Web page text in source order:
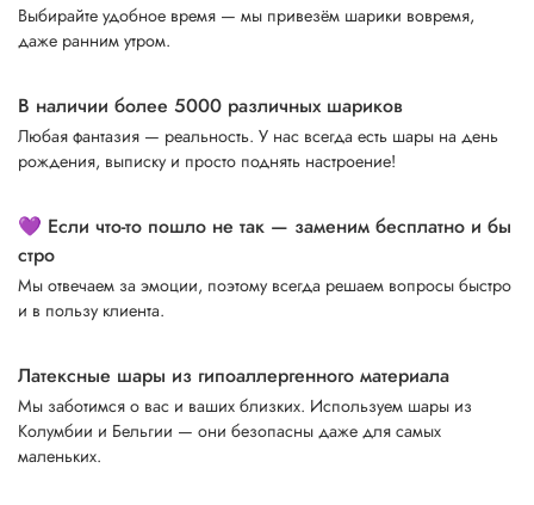
Выбирайте удобное время — мы привезём шарики вовремя,
даже ранним утром.
В наличии более 5000 различных шариков
Любая фантазия — реальность. У нас всегда есть шары на день
рождения, выписку и просто поднять настроение!
💜 Если что-то пошло не так — заменим бесплатно и бы
стро
Мы отвечаем за эмоции, поэтому всегда решаем вопросы быстро
и в пользу клиента.
Латексные шары из гипоаллергенного материала
Мы заботимся о вас и ваших близких. Используем шары из
Колумбии и Бельгии — они безопасны даже для самых
маленьких.